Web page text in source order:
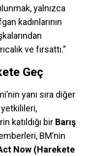
yalnızca
kadınlarının
ve fırsattı.”
Geç
yanı sıra diğer
katıldığı bir Barış
BM’nin
Now (Harekete